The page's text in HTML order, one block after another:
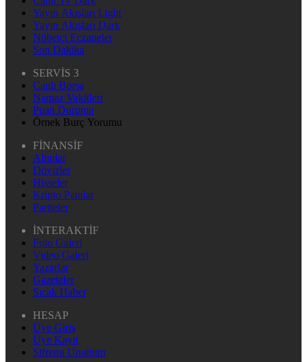
Yayın Akışları Light
Yayın Akışları Dark
Nöbetçi Eczaneler
Son Dakika
SERVİS 3
Canlı Borsa
Namaz Vakitleri
Puan Durumu
Örnek Burç Yorumu
FİNANSİF
Altınlar
Dövizler
Hisseler
Kripto Paralar
Pariteler
İNTERAKTİF
Foto Galeri
Video Galeri
Yazarlar
Gazeteler
Sıcak Haber
HESAP
Üye Giriş
Üye Kayıt
Şifremi Unuttum